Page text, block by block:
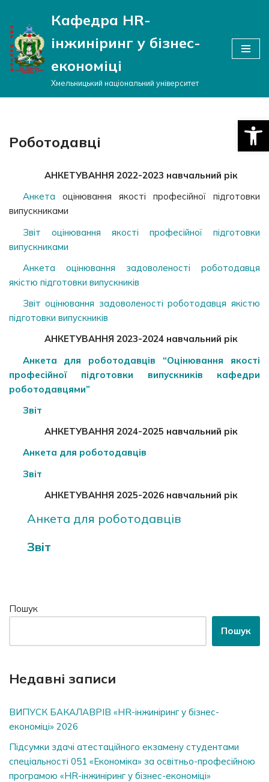
Перейти
до
вмісту
Кафедра HR-
інжиніринг у бізнес-
економіці
Хмельницький національний університет
Роботодавці
АНКЕТУВАННЯ 2022-2023 навчальний рік
Анкета оцінювання якості професійної підготовки
випускниками
Звіт оцінювання якості професійної підготовки
випускниками
Анкета оцінювання задоволеності роботодавця
якістю підготовки випускників
Звіт оцінювання задоволеності роботодавця якістю
підготовки випускників
АНКЕТУВАННЯ 2023-2024 навчальний рік
Анкета для роботодавців “Оцінювання якості
професійної підготовки випускників кафедри
роботодавцями”
Звіт
АНКЕТУВАННЯ 2024-2025 навчальний рік
Анкета для роботодавців
Звіт
АНКЕТУВАННЯ 2025-2026 навчальний рік
Анкета для роботодавців
Звіт
Пошук
Пошук
Недавні записи
ВИПУСК БАКАЛАВРІВ «HR-інжиніринг у бізнес-
економіці» 2026
Підсумки здачі атестаційного екзамену студентами
спеціальності 051 «Економіка» за освітньо-професійною
програмою «HR-інжиніринг у бізнес-економіці»